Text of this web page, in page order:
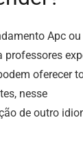
Apc ou
professores
oferecer
nesse
de outro